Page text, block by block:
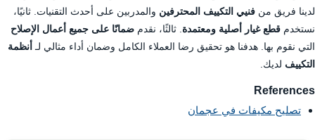
لدينا فريق من فنيي التكييف المحترفين والمدربين على أحدث التقنيات. ثانيًا،
نستخدم قطع غيار أصلية ومعتمدة . ثالثًا، نقدم ضمانًا على جميع أعمال الإصلاح
التي نقوم بها. هدفنا هو تحقيق رضا العملاء الكامل وضمان أداء مثالي لـ أنظمة
التكييف لديك.
References
تصليح مكيفات في عجمان